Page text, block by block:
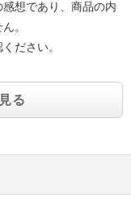
感想であり、商品の内
。
ださい。
る